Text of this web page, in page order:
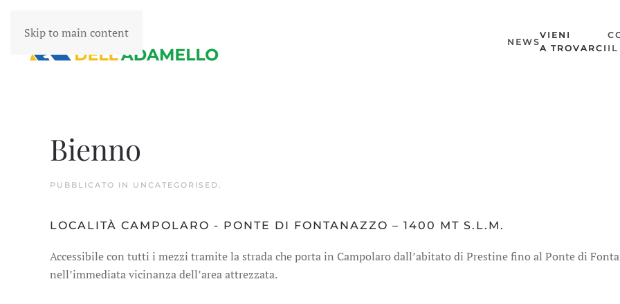
Skip to main content
NEWS
VIENI
A TROVARCI IL
Bienno
PUBBLICATO IN UNCATEGORISED.
LOCALITÀ CAMPOLARO - PONTE DI FONTANAZZO – 1400 MT S.L.M.
Accessibile con tutti i mezzi tramite la strada che porta in Campolaro dall’abitato di Prestine fino al Ponte di
nell’immediata vicinanza dell’area attrezzata.